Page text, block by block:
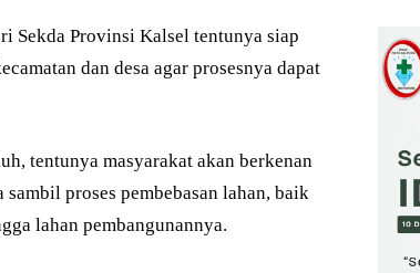
Sekda Provinsi Kalsel tentunya siap
dan desa agar prosesnya dapat
tentunya masyarakat akan berkenan
proses pembebasan lahan, baik
lahan pembangunannya.